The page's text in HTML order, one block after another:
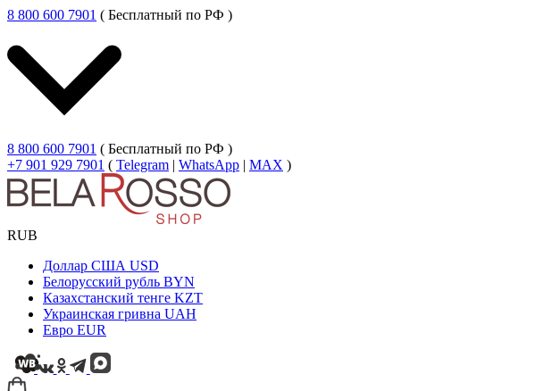
8 800 600 7901 ( Бесплатный по РФ )
8 800 600 7901 ( Бесплатный по РФ )
+7 901 929 7901 ( Telegram | WhatsApp | MAX )
RUB
Доллар США USD
Белорусский рубль BYN
Казахстанский тенге KZT
Украинская гривна UAH
Евро EUR